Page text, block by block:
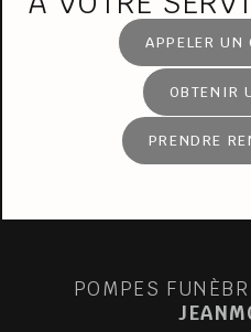
APPELER UN
OBTENIR
PRENDRE
POMPES